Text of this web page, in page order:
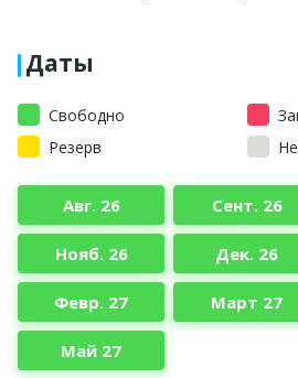
Даты
Свободно
Резерв
Авг. 26 Сент. 26
Нояб. 26 Дек. 26
Февр. 27 Март 27
Май 27